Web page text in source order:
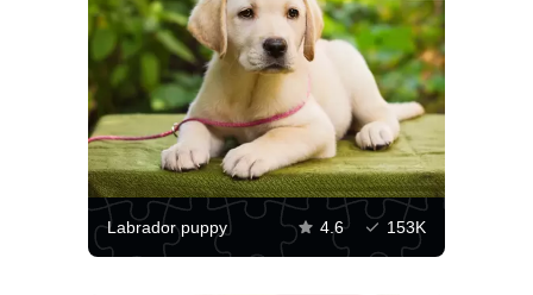
Labrador puppy 4.6 153K